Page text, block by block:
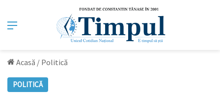
Meniu
Acasă / Politică
POLITICĂ